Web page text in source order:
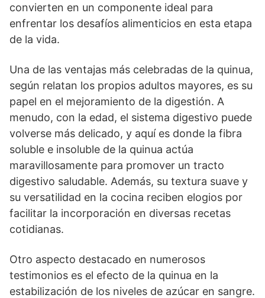
convierten en un componente ideal para
enfrentar los desafíos alimenticios en esta etapa
de la vida.
Una de las ventajas más celebradas de la quinua,
según relatan los propios adultos mayores, es su
papel en el mejoramiento de la digestión. A
menudo, con la edad, el sistema digestivo puede
volverse más delicado, y aquí es donde la fibra
soluble e insoluble de la quinua actúa
maravillosamente para promover un tracto
digestivo saludable. Además, su textura suave y
su versatilidad en la cocina reciben elogios por
facilitar la incorporación en diversas recetas
cotidianas.
Otro aspecto destacado en numerosos
testimonios es el efecto de la quinua en la
estabilización de los niveles de azúcar en sangre.